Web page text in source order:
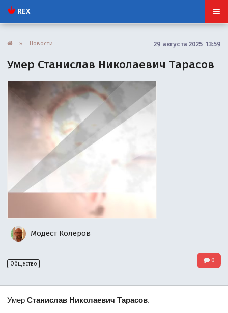
REX
» Новости 29 августа 2025 13:59
Умер Станислав Николаевич Тарасов
Модест Колеров
Общество 0
УмерСтанислав Николаевич Тарасов.